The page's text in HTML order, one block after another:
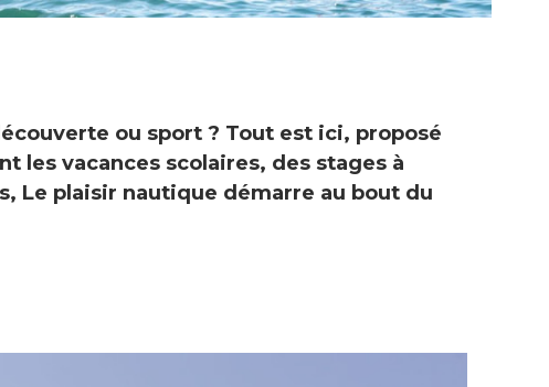
ou sport ? Tout est ici, proposé
les vacances scolaires, des stages à
Le plaisir nautique démarre au bout du